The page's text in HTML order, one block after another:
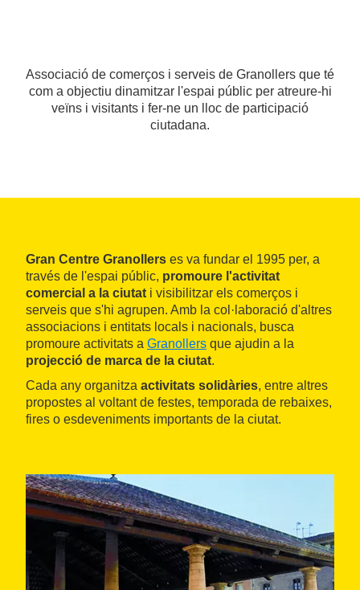
Associació de comerços i serveis de Granollers que té
com a objectiu dinamitzar l'espai públic per atreure-hi
veïns i visitants i fer-ne un lloc de participació
ciutadana.
Gran Centre Granollers es va fundar el 1995 per, a
través de l'espai públic, promoure l'activitat
comercial a la ciutat i visibilitzar els comerços i
serveis que s'hi agrupen. Amb la col·laboració d'altres
associacions i entitats locals i nacionals, busca
promoure activitats a Granollers que ajudin a la
projecció de marca de la ciutat.
Cada any organitza activitats solidàries, entre altres
propostes al voltant de festes, temporada de rebaixes,
fires o esdeveniments importants de la ciutat.